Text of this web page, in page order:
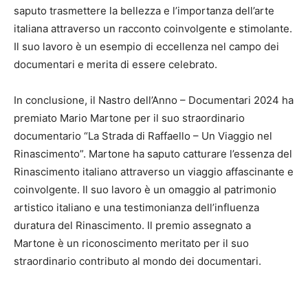
saputo trasmettere la bellezza e l’importanza dell’arte
italiana attraverso un racconto coinvolgente e stimolante.
Il suo lavoro è un esempio di eccellenza nel campo dei
documentari e merita di essere celebrato.
In conclusione, il Nastro dell’Anno – Documentari 2024 ha
premiato Mario Martone per il suo straordinario
documentario “La Strada di Raffaello – Un Viaggio nel
Rinascimento”. Martone ha saputo catturare l’essenza del
Rinascimento italiano attraverso un viaggio affascinante e
coinvolgente. Il suo lavoro è un omaggio al patrimonio
artistico italiano e una testimonianza dell’influenza
duratura del Rinascimento. Il premio assegnato a
Martone è un riconoscimento meritato per il suo
straordinario contributo al mondo dei documentari.